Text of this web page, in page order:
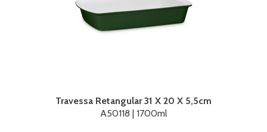
Travessa Retangular 31 X 20 X 5,5cm
A50118 | 1700ml